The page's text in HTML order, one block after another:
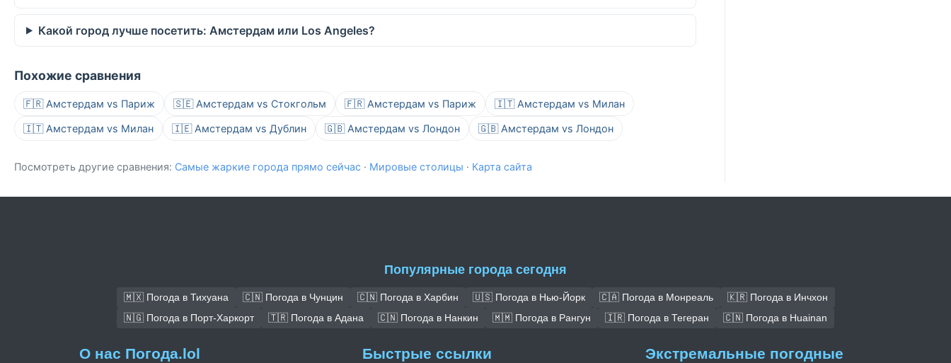
Какой город лучше посетить: Амстердам или Los Angeles?
Похожие сравнения
🇫🇷 Амстердам vs Париж 🇸🇪 Амстердам vs Стокгольм 🇫🇷 Амстердам vs Париж 🇮🇹 Амстердам vs Милан
🇮🇹 Амстердам vs Милан 🇮🇪 Амстердам vs Дублин 🇬🇧 Амстердам vs Лондон 🇬🇧 Амстердам vs Лондон
Посмотреть другие сравнения: Самые жаркие города прямо сейчас · Мировые столицы · Карта сайта
Популярные города сегодня
🇲🇽 Погода в Тихуана 🇨🇳 Погода в Чунцин 🇨🇳 Погода в Харбин 🇺🇸 Погода в Нью-Йорк 🇨🇦 Погода в Монреаль
🇰🇷 Погода в Инчхон
🇳🇬 Погода в Порт-Харкорт
🇹🇷 Погода в Адана 🇨🇳 Погода в Нанкин 🇲🇲 Погода в Рангун 🇮🇷 Погода в Тегеран 🇨🇳 Погода в Huainan
О нас Погода.lol Быстрые ссылки
Экстремальные погодные